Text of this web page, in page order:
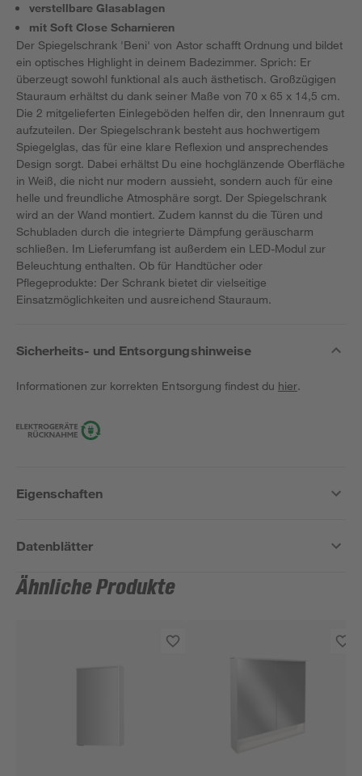
verstellbare Glasablagen
mit Soft Close Scharnieren
Der Spiegelschrank 'Beni' von Astor schafft Ordnung und bildet
ein optisches Highlight in deinem Badezimmer. Sprich: Er
überzeugt sowohl funktional als auch ästhetisch. Großzügigen
Stauraum erhältst du dank seiner Maße von 70 x 65 x 14,5 cm.
Die 2 mitgelieferten Einlegeböden helfen dir, den Innenraum gut
aufzuteilen. Der Spiegelschrank besteht aus hochwertigem
Spiegelglas, das für eine klare Reflexion und ansprechendes
Design sorgt. Dabei erhältst Du eine hochglänzende Oberfläche
in Weiß, die nicht nur modern aussieht, sondern auch für eine
helle und freundliche Atmosphäre sorgt. Der Spiegelschrank
wird an der Wand montiert. Zudem kannst du die Türen und
Schubladen durch die integrierte Dämpfung geräuscharm
schließen. Im Lieferumfang ist außerdem ein LED-Modul zur
Beleuchtung enthalten. Ob für Handtücher oder
Pflegeprodukte: Der Schrank bietet dir vielseitige
Einsatzmöglichkeiten und ausreichend Stauraum.
Sicherheits- und Entsorgungshinweise
Informationen zur korrekten Entsorgung findest du hier.
Eigenschaften
Datenblätter
Ähnliche Produkte